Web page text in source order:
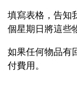
填寫表格，告知
個星期日將這些
如果任何物品有
付費用。